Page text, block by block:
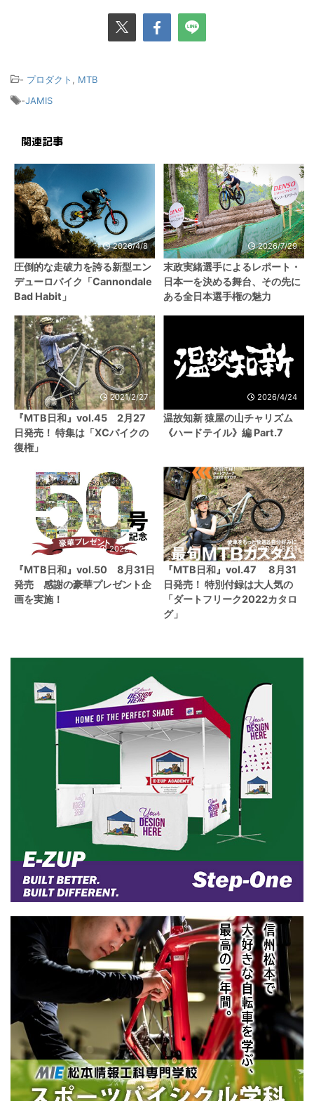
- プロダクト
MTB
-JAMIS
関連記事
2026/4/8
圧倒的な走破力を誇る新型エン
デューロバイク「Cannondale
Bad Habit」
2026/7/29
末政実緒選手によるレポート・
日本一を決める舞台、その先に
ある全日本選手権の魅力
2021/2/27
『MTB日和』vol.45 2月27
日発売！ 特集は「XCバイクの
復権」
2026/4/24
温故知新 猿屋の山チャリズム
《ハードテイル》編 Part.7
2022/8/31
『MTB日和』vol.50 8月31日
発売 感謝の豪華プレゼント企
画を実施！
2021/8/31
『MTB日和』vol.47 8月31
日発売！ 特別付録は大人気の
「ダートフリーク2022カタロ
グ」